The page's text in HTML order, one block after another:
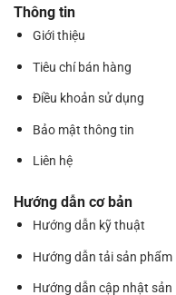
Thông tin
Giới thiệu
Tiêu chí bán hàng
Điều khoản sử dụng
Bảo mật thông tin
Liên hệ
Hướng dẫn cơ bản
Hướng dẫn kỹ thuật
Hướng dẫn tải sản phẩm
Hướng dẫn cập nhật sản